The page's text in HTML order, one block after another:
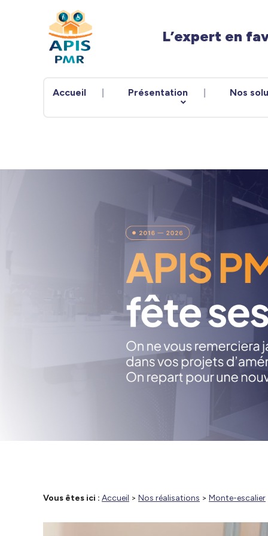
L’expert en
Accueil Présentation Nos
Vous êtes ici : Accueil > Nos réalisations > Monte-escalier
Panneau de gestion des cookies